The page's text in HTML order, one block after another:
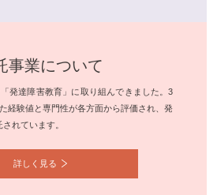
事業について
発達障害教育」に取り組んできました。3
経験値と専門性が各方面から評価され、発
託されています。
詳しく見る